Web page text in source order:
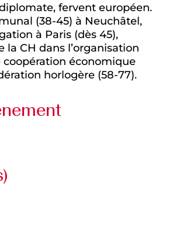
fervent européen.
(38-45) à Neuchâtel,
à Paris (dès 45),
la CH dans l’organisation
coopération économique
horlogère (58-77).